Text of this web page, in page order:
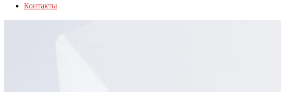
Контакты